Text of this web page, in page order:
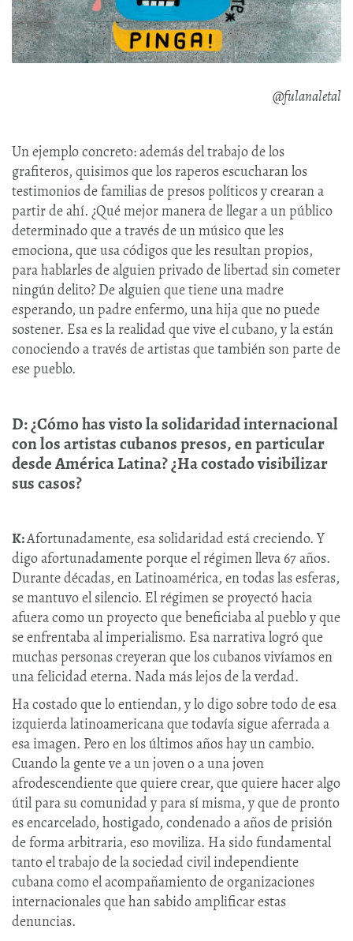
@fulanaletal
Un ejemplo concreto: además del trabajo de los
grafiteros, quisimos que los raperos escucharan los
testimonios de familias de presos políticos y crearan a
partir de ahí. ¿Qué mejor manera de llegar a un público
determinado que a través de un músico que les
emociona, que usa códigos que les resultan propios,
para hablarles de alguien privado de libertad sin cometer
ningún delito? De alguien que tiene una madre
esperando, un padre enfermo, una hija que no puede
sostener. Esa es la realidad que vive el cubano, y la están
conociendo a través de artistas que también son parte de
ese pueblo.
D: ¿Cómo has visto la solidaridad internacional
con los artistas cubanos presos, en particular
desde América Latina? ¿Ha costado visibilizar
sus casos?
K:Afortunadamente, esa solidaridad está creciendo. Y
digo afortunadamente porque el régimen lleva 67 años.
Durante décadas, en Latinoamérica, en todas las esferas,
se mantuvo el silencio. El régimen se proyectó hacia
afuera como un proyecto que beneficiaba al pueblo y que
se enfrentaba al imperialismo. Esa narrativa logró que
muchas personas creyeran que los cubanos vivíamos en
una felicidad eterna. Nada más lejos de la verdad.
Ha costado que lo entiendan, y lo digo sobre todo de esa
izquierda latinoamericana que todavía sigue aferrada a
esa imagen. Pero en los últimos años hay un cambio.
Cuando la gente ve a un joven o a una joven
afrodescendiente que quiere crear, que quiere hacer algo
útil para su comunidad y para sí misma, y que de pronto
es encarcelado, hostigado, condenado a años de prisión
de forma arbitraria, eso moviliza. Ha sido fundamental
tanto el trabajo de la sociedad civil independiente
cubana como el acompañamiento de organizaciones
internacionales que han sabido amplificar estas
denuncias.